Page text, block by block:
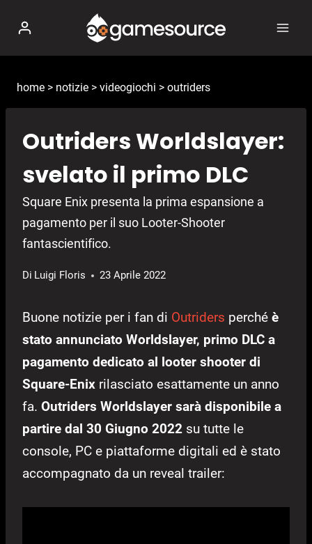
contenuto
home > notizie > videogiochi > outriders
Outriders Worldslayer:
svelato il primo DLC
Square Enix presenta la prima espansione a
pagamento per il suo Looter-Shooter
fantascientifico.
Di Luigi Floris 23 Aprile 2022
Buone notizie per i fan di Outriders perché è
stato annunciato Worldslayer, primo DLC a
pagamento dedicato al looter shooter di
Square-Enix rilasciato esattamente un anno
fa. Outriders Worldslayer sarà disponibile a
partire dal 30 Giugno 2022 su tutte le
console, PC e piattaforme digitali ed è stato
accompagnato da un reveal trailer: